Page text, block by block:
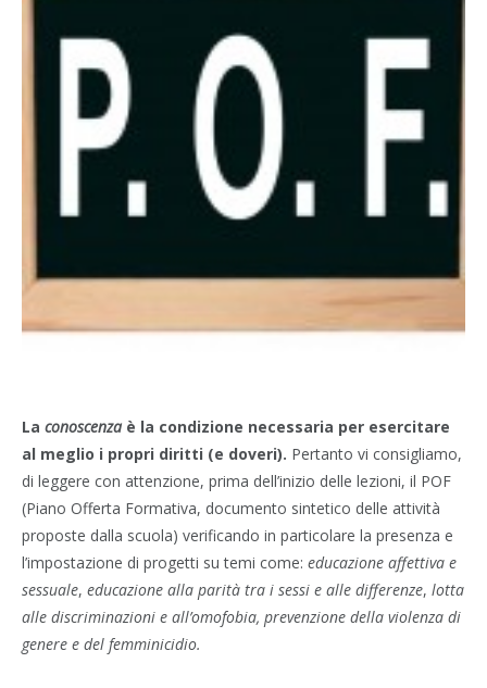
La conoscenza è la condizione necessaria per esercitare
al meglio i propri diritti (e doveri). Pertanto vi consigliamo,
di leggere con attenzione, prima dell’inizio delle lezioni, il POF
(Piano Offerta Formativa, documento sintetico delle attività
proposte dalla scuola) verificando in particolare la presenza e
l’impostazione di progetti su temi come: educazione affettiva e
sessuale, educazione alla parità tra i sessi e alle differenze, lotta
alle discriminazioni e all’omofobia, prevenzione della violenza di
genere e del femminicidio.